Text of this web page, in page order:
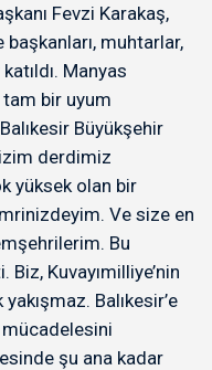
Fevzi Karakaş,
başkanları, muhtarlar,
Manyas
tam bir uyum
Büyükşehir
derdimiz
yüksek olan bir
Ve size en
Bu
Biz, Kuvayımilliye’nin
yakışmaz. Balıkesir’e
mücadelesini
şu ana kadar